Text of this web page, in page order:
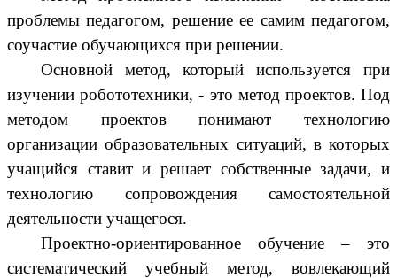
проблемы педагогом, решение ее самим педагогом,
соучастие обучающихся при решении.
Основной метод, который используется при
изучении робототехники, - это метод проектов. Под
методом проектов понимают технологию
организации образовательных ситуаций, в которых
учащийся ставит и решает собственные задачи, и
технологию сопровождения самостоятельной
деятельности учащегося.
Проектно-ориентированное обучение – это
систематический учебный метод, вовлекающий